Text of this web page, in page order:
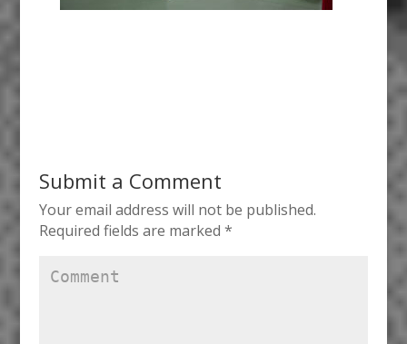
Submit a Comment
Your email address will not be published.
Required fields are marked *